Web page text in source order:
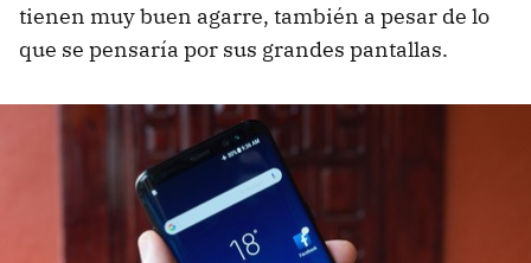
tienen muy buen agarre, también a pesar de lo
que se pensaría por sus grandes pantallas.